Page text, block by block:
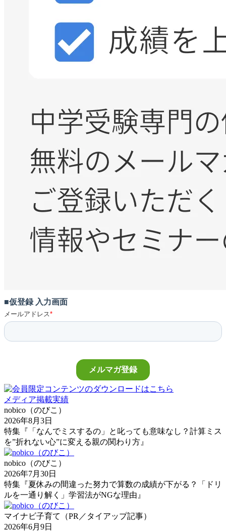
メディア掲載実績
nobico（のびこ）
2026年8月3日
特集『「なんでミスするの」と叱っても意味なし？計算ミス
を”折れない心”に変える親の関わり方』
nobico（のびこ）
2026年7月30日
特集『夏休みの間違った努力で算数の成績が下がる？「ドリ
ルを一通り解く」学習法がNGな理由』
マイナビ子育て（PR／タイアップ記事）
2026年6月9日